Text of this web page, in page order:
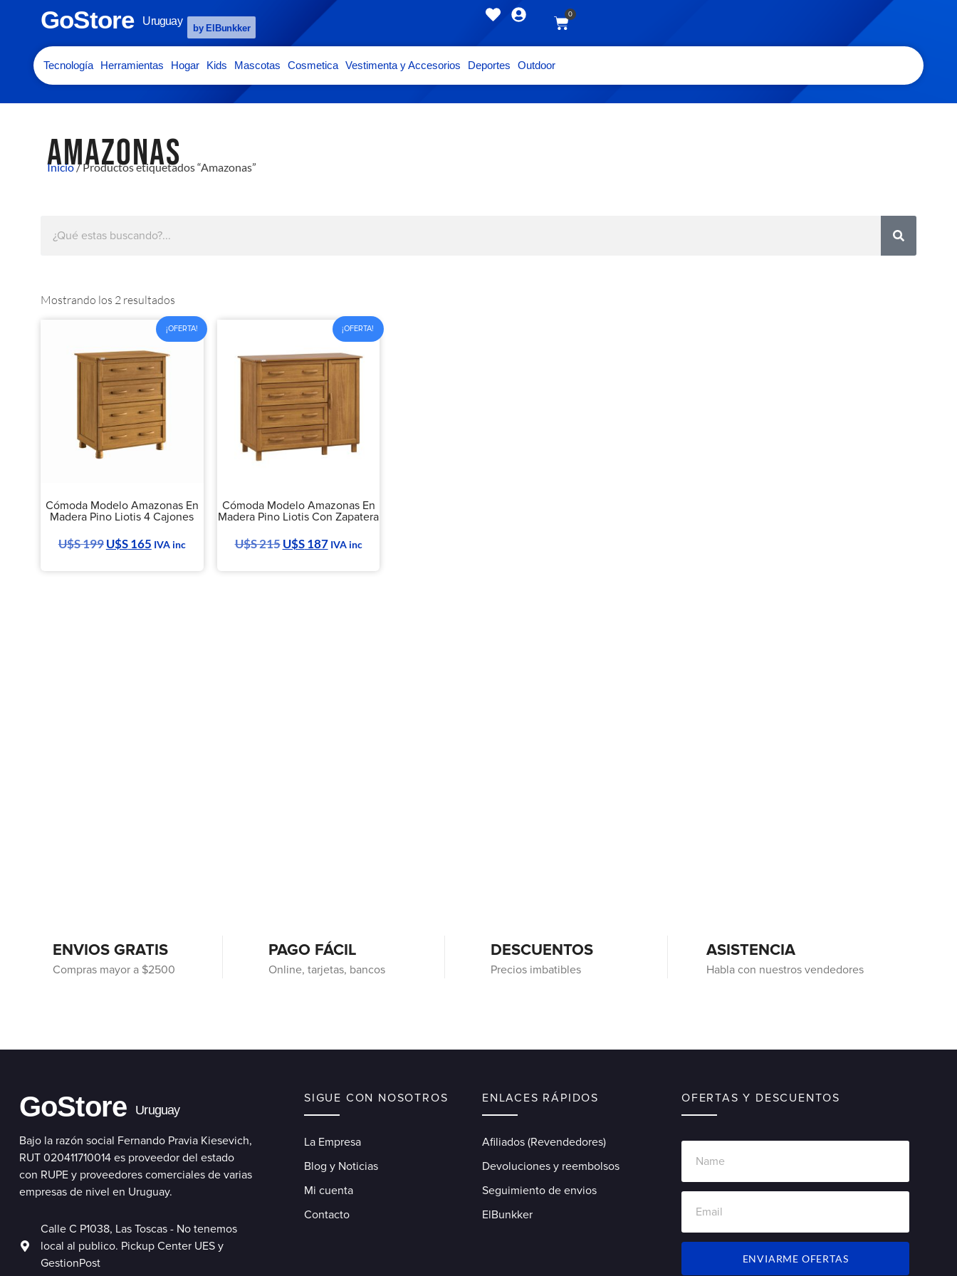
GoStore Uruguay
by ElBunkker
0
Tecnología Herramientas Hogar Kids Mascotas Cosmetica Vestimenta y Accesorios Deportes Outdoor
AMAZONAS
Inicio/ Productos etiquetados “Amazonas”
Mostrando los 2 resultados
¡OFERTA!
Cómoda Modelo Amazonas En
Madera Pino Liotis 4 Cajones
U$S199 U$S165 IVA inc
¡OFERTA!
Cómoda Modelo Amazonas En
Madera Pino Liotis Con Zapatera
U$S215 U$S187 IVA inc
ENVIOS GRATIS
Compras mayor a $2500
PAGO FÁCIL
Online, tarjetas, bancos
DESCUENTOS
Precios imbatibles
ASISTENCIA
Habla con nuestros vendedores
GoStore Uruguay
Bajo la razón social Fernando Pravia Kiesevich,
RUT 020411710014 es proveedor del estado
con RUPE y proveedores comerciales de varias
empresas de nivel en Uruguay.
Calle C P1038, Las Toscas - No tenemos
local al publico. Pickup Center UES y
GestionPost
SIGUE CON NOSOTROS
La Empresa
Blog y Noticias
Mi cuenta
Contacto
ENLACES RÁPIDOS
Afiliados (Revendedores)
Devoluciones y reembolsos
Seguimiento de envios
ElBunkker
OFERTAS Y DESCUENTOS
ENVIARME OFERTAS